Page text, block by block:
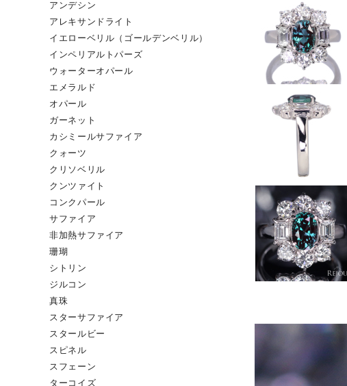
アンデシン
アレキサンドライト
イエローベリル（ゴールデンベリル）
インペリアルトパーズ
ウォーターオパール
エメラルド
オパール
ガーネット
カシミールサファイア
クォーツ
クリソベリル
クンツァイト
コンクパール
サファイア
非加熱サファイア
珊瑚
シトリン
ジルコン
真珠
スターサファイア
スタールビー
スピネル
スフェーン
ターコイズ